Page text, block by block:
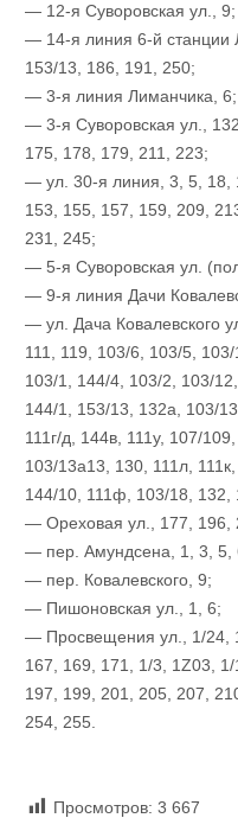
— 12-я Суворовская ул., 9;
— 14-я линия 6-й станции
153/13, 186, 191, 250;
— 3-я линия Лиманчика, 6;
— 3-я Суворовская ул.,
175, 178, 179, 211, 223;
— ул. 30-я линия, 3, 5, 18,
153, 155, 157, 159, 209,
231, 245;
— 5-я Суворовская ул.
— 9-я линия Дачи
— ул. Дача Ковалевского
111, 119, 103/6, 103/5,
103/1, 144/4, 103/2, 103/
144/1, 153/13, 132а, 103/
111г/д, 144в, 111у, 107/
103/13а13, 130, 111л,
144/10, 111ф, 103/18, 132,
— Ореховая ул., 177, 196,
— пер. Амундсена, 1, 3, 5,
— пер. Ковалевского, 9;
— Пишоновская ул., 1, 6;
— Просвещения ул., 1/24,
167, 169, 171, 1/3, 1Z03,
197, 199, 201, 205, 207,
254, 255.
Просмотров: 3 667